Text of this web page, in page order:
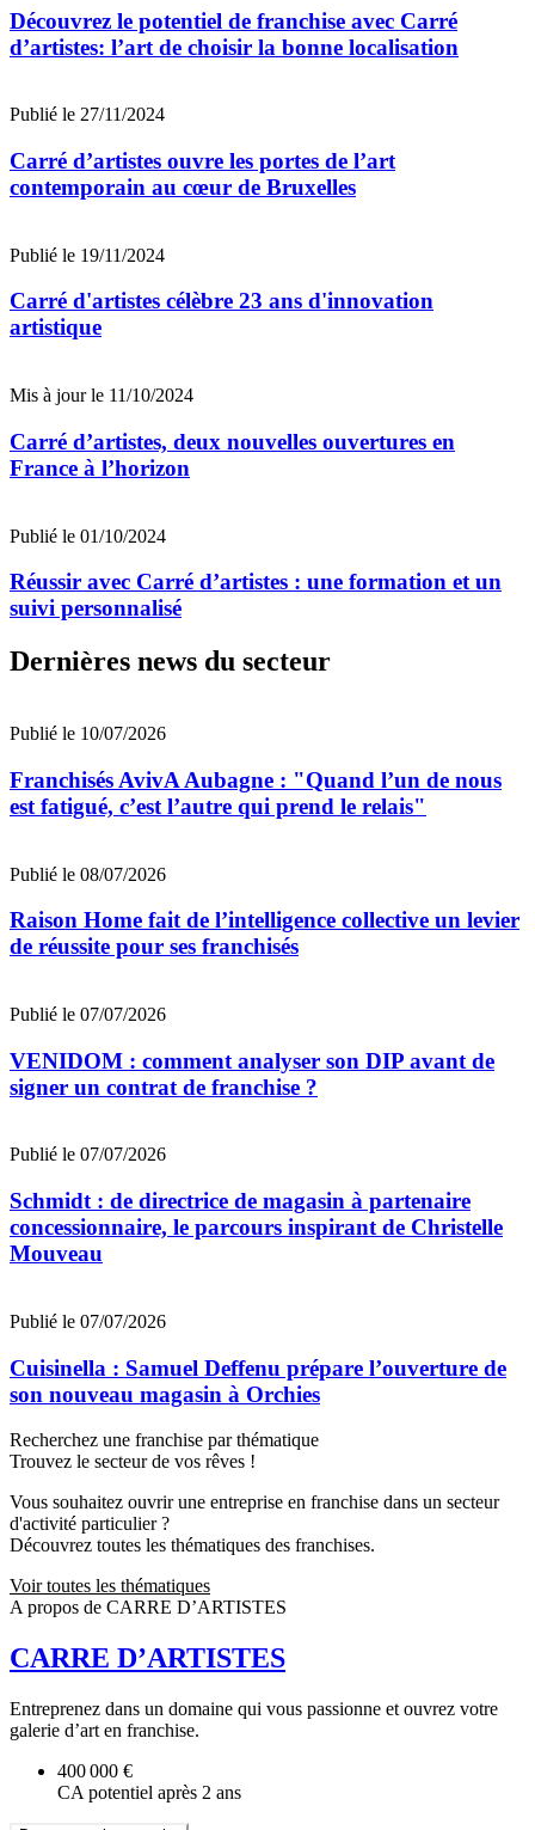
Découvrez le potentiel de franchise avec Carré
d’artistes: l’art de choisir la bonne localisation
Publié le 27/11/2024
Carré d’artistes ouvre les portes de l’art
contemporain au cœur de Bruxelles
Publié le 19/11/2024
Carré d'artistes célèbre 23 ans d'innovation
artistique
Mis à jour le 11/10/2024
Carré d’artistes, deux nouvelles ouvertures en
France à l’horizon
Publié le 01/10/2024
Réussir avec Carré d’artistes : une formation et un
suivi personnalisé
Dernières news du secteur
Publié le 10/07/2026
Franchisés AvivA Aubagne : "Quand l’un de nous
est fatigué, c’est l’autre qui prend le relais"
Publié le 08/07/2026
Raison Home fait de l’intelligence collective un levier
de réussite pour ses franchisés
Publié le 07/07/2026
VENIDOM : comment analyser son DIP avant de
signer un contrat de franchise ?
Publié le 07/07/2026
Schmidt : de directrice de magasin à partenaire
concessionnaire, le parcours inspirant de Christelle
Mouveau
Publié le 07/07/2026
Cuisinella : Samuel Deffenu prépare l’ouverture de
son nouveau magasin à Orchies
Recherchez une franchise par thématique
Trouvez le secteur de vos rêves !
Vous souhaitez ouvrir une entreprise en franchise dans un secteur
d'activité particulier ?
Découvrez toutes les thématiques des franchises.
Voir toutes les thématiques
A propos de CARRE D’ARTISTES
CARRE D’ARTISTES
Entreprenez dans un domaine qui vous passionne et ouvrez votre
galerie d’art en franchise.
400 000 €
CA potentiel après 2 ans